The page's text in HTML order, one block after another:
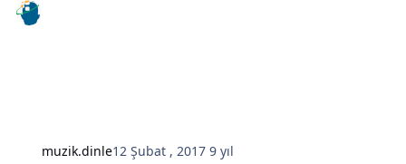
muzik.dinle12 Şubat , 20179 yıl